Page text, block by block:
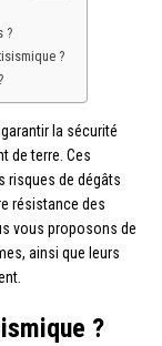
?
?
la sécurité
de terre. Ces
risques de dégâts
résistance des
vous proposons de
ainsi que leurs
?